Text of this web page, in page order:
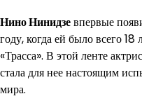
Нино Нинидзевпервые
году, когда ей было всего
«Трасса». В этой ленте
стала для нее настоящим
мира.